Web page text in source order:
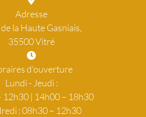
Adresse
la Haute Gasniais,
35500 Vitré
d'ouverture
Lundi - Jeudi :
12h30 | 14h00 – 18h30
: 08h30 – 12h30